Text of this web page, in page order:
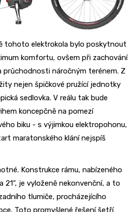
tohoto elektrokola bylo poskytnout
komfortu, ovšem při zachování
průchodnosti náročným terénem. Z
nejen špičkové pružící jednotky
sedlovka. V reálu tak bude
koncepčně na pomezí
biku - s výjimkou elektropohonu,
maratonského klání nejspíš
Konstrukce rámu, nabízeného
21“, je vyloženě nekonvenční, a to
tlumiče, procházejícího
Toto promyšlené řešení šetří